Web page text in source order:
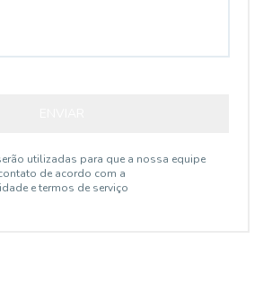
utilizadas para que a nossa equipe
de acordo com a
e termos de serviço